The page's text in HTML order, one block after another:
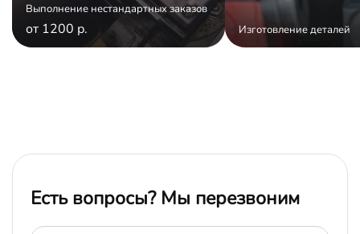
Выполнение нестандартных заказов
от 1200 р. Изготовление деталей
Есть вопросы? Мы перезвоним